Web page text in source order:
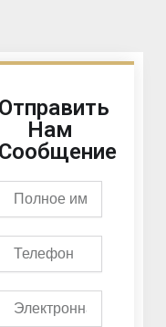
Отправить
Нам
Сообщение
имя
почта